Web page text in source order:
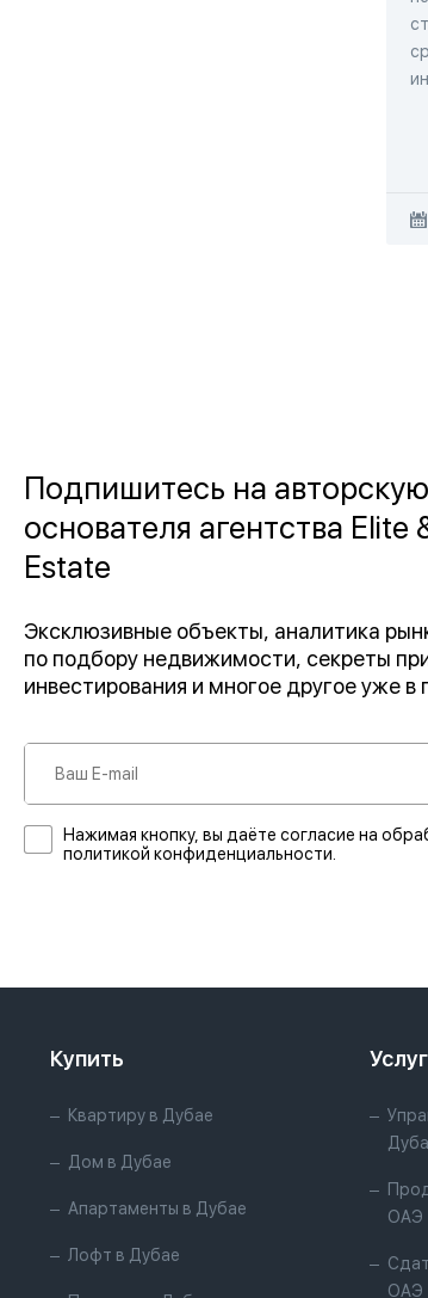
Подпишитесь на
основателя агентства Elite
Estate
Эксклюзивные объекты, аналитика
по подбору недвижимости, секреты
инвестирования и многое другое уже в
Нажимая кнопку, вы даёте согласие на
политикой конфиденциальности.
Купить
Квартиру в Дубае
Дом в Дубае
Апартаменты в Дубае
Лофт в Дубае
ОАЭ
ОАЭ